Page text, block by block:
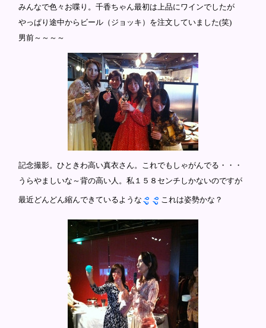
みんなで色々お喋り。千香ちゃん最初は上品にワインでしたが
やっぱり途中からビール（ジョッキ）を注文していました(笑)
男前～～～～
記念撮影。ひときわ高い真衣さん。これでもしゃがんでる・・・
うらやましいな～背の高い人。私１５８センチしかないのですが
最近どんどん縮んできているような これは姿勢かな？